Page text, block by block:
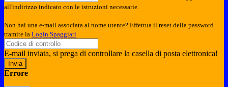
all'indirizzo indicato con le istruzioni necessarie.
Non hai una e-mail associata al nome utente? Effettua il reset della password
tramite la Login Spaggiari
E-mail inviata, si prega di controllare la casella di posta elettronica!
Errore